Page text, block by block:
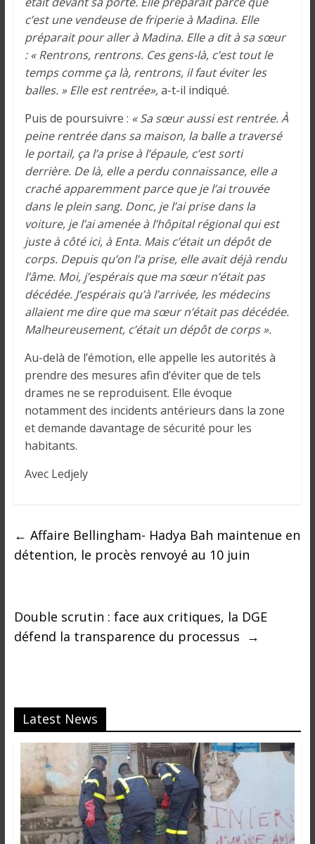
c’est une vendeuse de friperie à Madina. Elle
préparait pour aller à Madina. Elle a dit à sa sœur
: « Rentrons, rentrons. Ces gens-là, c’est tout le
temps comme ça là, rentrons, il faut éviter les
balles. » Elle est rentrée»,a-t-il indiqué.
Puis de poursuivre : « Sa sœur aussi est rentrée. À
peine rentrée dans sa maison, la balle a traversé
le portail, ça l’a prise à l’épaule, c’est sorti
derrière. De là, elle a perdu connaissance, elle a
craché apparemment parce que je l’ai trouvée
dans le plein sang. Donc, je l’ai prise dans la
voiture, je l’ai amenée à l’hôpital régional qui est
juste à côté ici, à Enta. Mais c’était un dépôt de
corps. Depuis qu’on l’a prise, elle avait déjà rendu
l’âme. Moi, j’espérais que ma sœur n’était pas
décédée. J’espérais qu’à l’arrivée, les médecins
allaient me dire que ma sœur n’était pas décédée.
Malheureusement, c’était un dépôt de corps ».
Au-delà de l’émotion, elle appelle les autorités à
prendre des mesures afin d’éviter que de tels
drames ne se reproduisent. Elle évoque
notamment des incidents antérieurs dans la zone
et demande davantage de sécurité pour les
habitants.
Avec Ledjely
← Affaire Bellingham- Hadya Bah maintenue en
détention, le procès renvoyé au 10 juin
Double scrutin : face aux critiques, la DGE
défend la transparence du processus →
Latest News